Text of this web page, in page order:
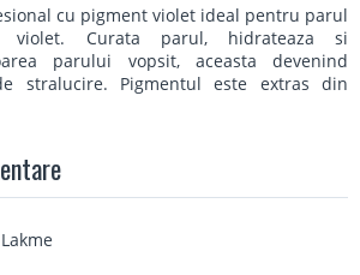
cu pigment violet ideal pentru parul
Curata parul, hidrateaza si
parului vopsit, aceasta devenind
stralucire. Pigmentul este extras din
Lakme